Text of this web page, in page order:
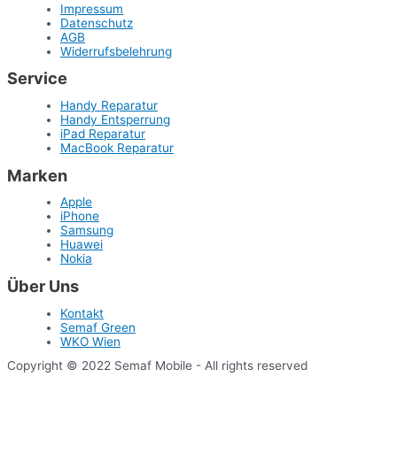
Impressum
Datenschutz
AGB
Widerrufsbelehrung
Service
Handy Reparatur
Handy Entsperrung
iPad Reparatur
MacBook Reparatur
Marken
Apple
iPhone
Samsung
Huawei
Nokia
Über Uns
Kontakt
Semaf Green
WKO Wien
Copyright © 2022 Semaf Mobile - All rights reserved